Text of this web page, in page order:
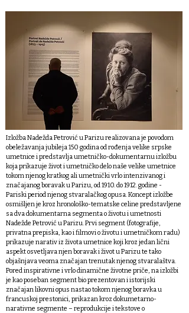
Izložba Nadežda Petrović u Parizu realizovana je povodom
obeležavanja jubileja 150 godina od rođenja velike srpske
umetnice i predstavlja umetničko-dokumentarnu izložbu
koja prikazuje život i umetničko delo naše velike umetnice
tokom njenog kratkog ali umetnički vrlo intenzivanog i
značajanog boravak u Parizu, od 1910. do 1912. godine -
Pariski period njenog stvaralačkog opusa. Koncept izložbe
osmišljen je kroz hronološko-tematske celine predstavljene
sa dva dokumentarna segmenta o životu i umetnosti
Nadežde Petrović u Parizu. Prvi segment (fotografije,
privatna prepiska, kao i filmovi o životu i umetničkom radu)
prikazuje narativ iz života umetnice koji kroz jedan lični
aspekt osvetljava njen boravak i život u Parizu te tako
objašnjava veoma značajan trenutak njenog stvaralaštva.
Pored inspirativne i vrlo dinamične životne priče, na izložbi
je kao poseban segment bio prezentovan i istorijski
značajan likovni opus nastao tokom njenog boravka u
francuskoj prestonici, prikazan kroz dokumetarno-
narativne segmente – reprodukcije i tekstove o